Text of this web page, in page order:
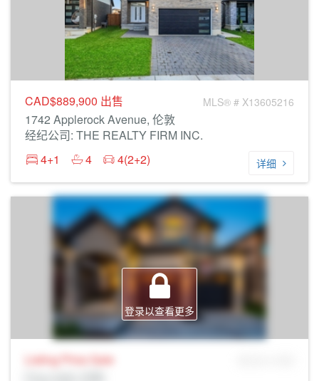
CAD$889,900 出售 MLS® # X13605216
1742 Applerock Avenue, 伦敦
经纪公司: THE REALTY FIRM INC.
4+1
4 4(2+2) 详细
登录以查看更多
Listing Price Sale